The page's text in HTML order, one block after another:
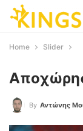
Home Slider
By Αντώνης